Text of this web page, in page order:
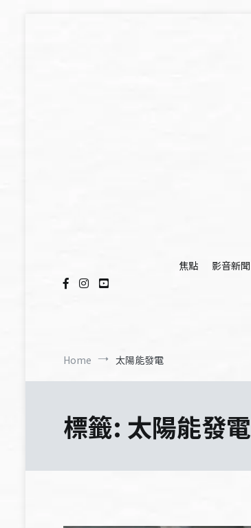
焦點
影音新聞
Home 太陽能發電
標籤: 太陽能發電